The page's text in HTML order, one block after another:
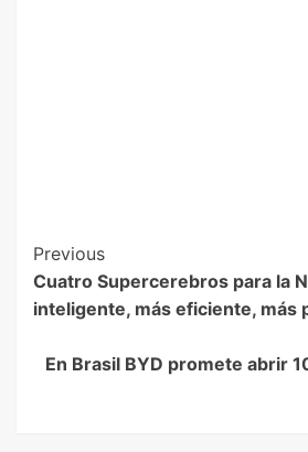
Previous
Cuatro Supercerebros para la
inteligente, más eficiente, más
En Brasil BYD promete abrir